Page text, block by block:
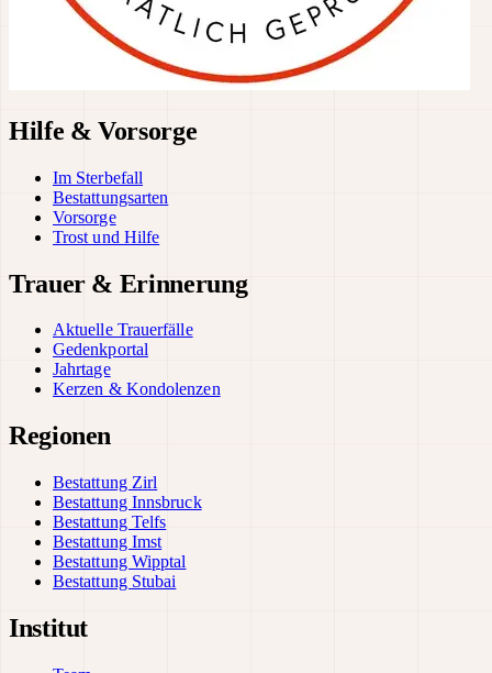
Hilfe & Vorsorge
Im Sterbefall
Bestattungsarten
Vorsorge
Trost und Hilfe
Trauer & Erinnerung
Aktuelle Trauerfälle
Gedenkportal
Jahrtage
Kerzen & Kondolenzen
Regionen
Bestattung Zirl
Bestattung Innsbruck
Bestattung Telfs
Bestattung Imst
Bestattung Wipptal
Bestattung Stubai
Institut